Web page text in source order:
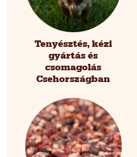
Tenyésztés, kézi
gyártás és
csomagolás
Csehországban